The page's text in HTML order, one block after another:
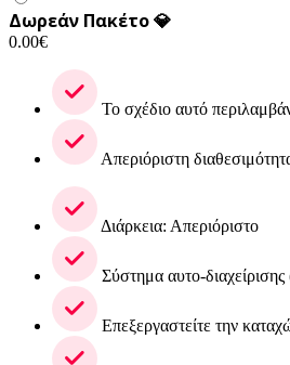
Δωρεάν Πακέτο 💎
0.00€
Το σχέδιο αυτό
Απεριόριστη
Διάρκεια: Απεριόριστο
Σύστημα αυτο-
Επεξεργαστείτε την